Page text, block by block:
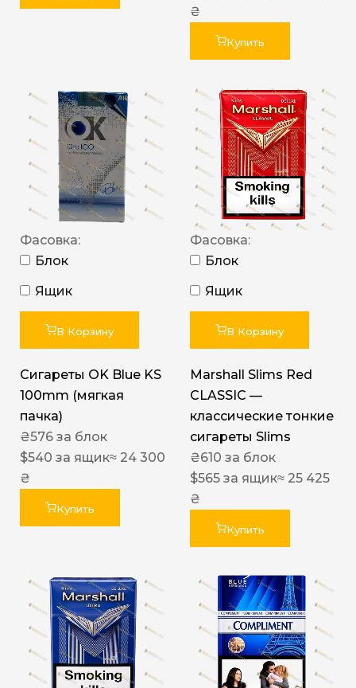
₴
Купить
Фасовка:
Блок
Ящик
В Корзину
Сигареты OK Blue KS
100mm (мягкая
пачка)
₴576 за блок
$540 за ящик≈ 24 300
₴
Купить
Фасовка:
Блок
Ящик
В Корзину
Marshall Slims Red
CLASSIC —
классические тонкие
сигареты Slims
₴610 за блок
$565 за ящик≈ 25 425
₴
Купить